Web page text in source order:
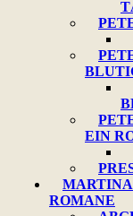
EIN
ROMANE